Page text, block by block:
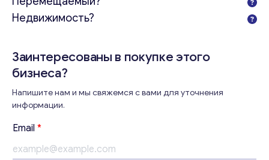
Консультация
Email*
Недвижимость?
Заинтересованы в покупке этого
бизнеса?
Напишите нам и мы свяжемся с вами для уточнения
информации.
Email *